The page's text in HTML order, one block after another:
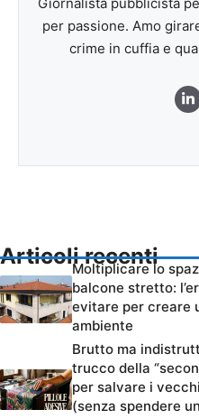
per passione. Amo
crime in cuffia e
Articoli recenti
Moltiplicare lo
balcone stretto:
evitare per creare
ambiente
Brutto ma
trucco della
per salvare i
(senza spendere un